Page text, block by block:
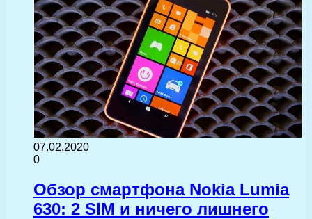
07.02.2020
0
Обзор смартфона Nokia Lumia
630: 2 SIM и ничего лишнего